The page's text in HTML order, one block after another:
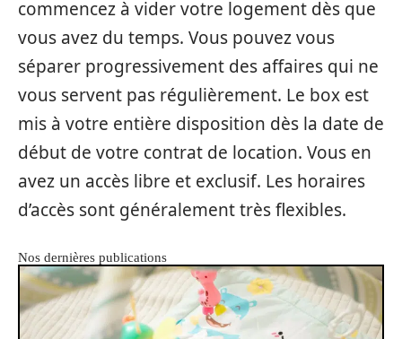
commencez à vider votre logement dès que
vous avez du temps. Vous pouvez vous
séparer progressivement des affaires qui ne
vous servent pas régulièrement. Le box est
mis à votre entière disposition dès la date de
début de votre contrat de location. Vous en
avez un accès libre et exclusif. Les horaires
d’accès sont généralement très flexibles.
Nos dernières publications